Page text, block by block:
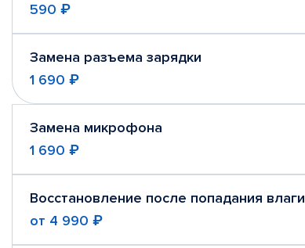
590 ₽
Замена разъема зарядки
1 690 ₽
Замена микрофона
1 690 ₽
Восстановление после попадания влаги
от 4 990 ₽